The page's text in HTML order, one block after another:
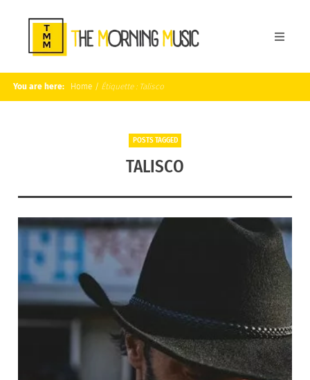
You are here: Home / Étiquette : Talisco
POSTS TAGGED
TALISCO